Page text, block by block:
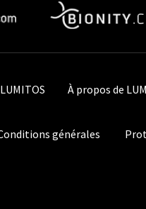
À propos de
générales